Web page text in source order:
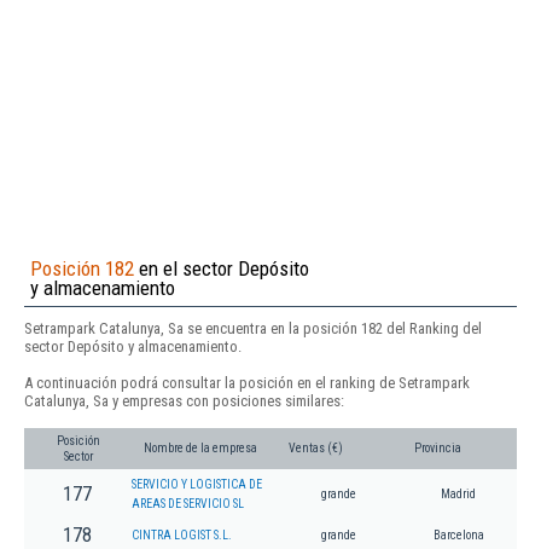
Posición 182 en el sector Depósito
y almacenamiento
Setrampark Catalunya, Sa se encuentra en la posición 182 del Ranking del
sector Depósito y almacenamiento.
A continuación podrá consultar la posición en el ranking de Setrampark
Catalunya, Sa y empresas con posiciones similares:
Posición
Sector
Nombre de la empresa Ventas (€) Provincia
177
SERVICIO Y LOGISTICA DE
AREAS DE SERVICIO SL
grande Madrid
178 CINTRA LOGIST S.L. grande Barcelona